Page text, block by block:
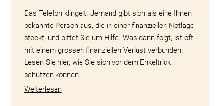
Das Telefon klingelt. Jemand gibt sich als eine Ihnen
bekannte Person aus, die in einer finanziellen Notlage
steckt, und bittet Sie um Hilfe. Was dann folgt, ist oft
mit einem grossen finanziellen Verlust verbunden.
Lesen Sie hier, wie Sie sich vor dem Enkeltrick
schützen können.
Weiterlesen